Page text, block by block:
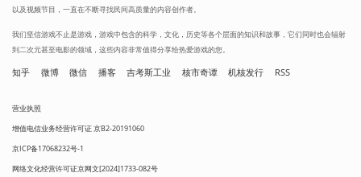
以及视频节目，一直在不断寻找民间高质量的内容创作者。
我们坚信游戏不止是游戏，游戏中包含的科学，文化，历史等各个层面的知识和故事，它们同时也会辐射
到二次元甚至电影的领域，这些内容非常值得分享给热爱游戏的您。
知乎 微博 微信 播客 吉考斯工业 核市奇谭 机核发行 RSS
营业执照
增值电信业务经营许可证 京B2-20191060
京ICP备17068232号-1
网络文化经营许可证京网文[2024]1733-082号